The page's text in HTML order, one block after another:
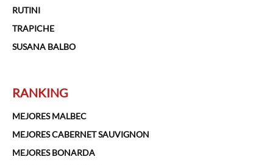
RUTINI
TRAPICHE
SUSANA BALBO
RANKING
MEJORES MALBEC
MEJORES CABERNET SAUVIGNON
MEJORES BONARDA